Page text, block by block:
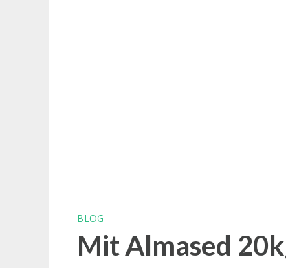
BLOG
Mit Almased